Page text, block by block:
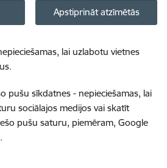
Apstiprināt atzīmētās
lai uzlabotu vietnes
pušu sīkdatnes - nepieciešamas, lai
sociālajos medijos vai skatīt
pušu saturu, piemēram, Google